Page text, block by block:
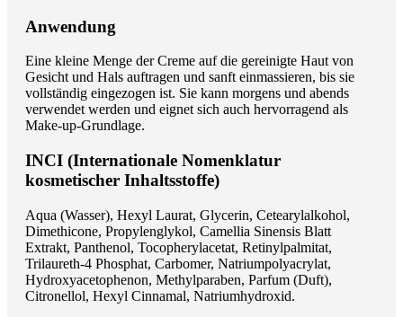
Anwendung
Eine kleine Menge der Creme auf die gereinigte Haut von
Gesicht und Hals auftragen und sanft einmassieren, bis sie
vollständig eingezogen ist. Sie kann morgens und abends
verwendet werden und eignet sich auch hervorragend als
Make-up-Grundlage.
INCI (Internationale Nomenklatur
kosmetischer Inhaltsstoffe)
Aqua (Wasser), Hexyl Laurat, Glycerin, Cetearylalkohol,
Dimethicone, Propylenglykol, Camellia Sinensis Blatt
Extrakt, Panthenol, Tocopherylacetat, Retinylpalmitat,
Trilaureth-4 Phosphat, Carbomer, Natriumpolyacrylat,
Hydroxyacetophenon, Methylparaben, Parfum (Duft),
Citronellol, Hexyl Cinnamal, Natriumhydroxid.